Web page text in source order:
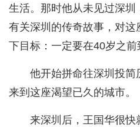
生活。那时他从未见过深圳
有关深圳的传奇故事，对这
下目标：一定要在40岁之前
他开始拼命往深圳投简
来到这座渴望已久的城市。
来深圳后，王国华很快